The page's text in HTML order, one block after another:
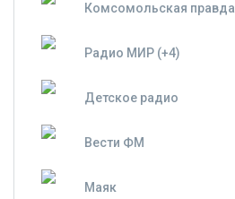
Комсомольская правда
Радио МИР (+4)
Детское радио
Вести ФМ
Маяк